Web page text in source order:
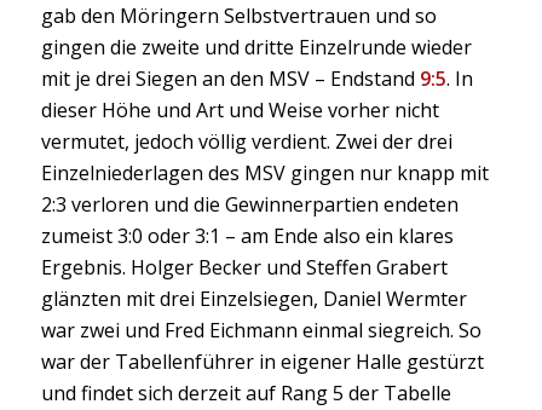
gab den Möringern Selbstvertrauen und so
gingen die zweite und dritte Einzelrunde wieder
mit je drei Siegen an den MSV – Endstand 9:5. In
dieser Höhe und Art und Weise vorher nicht
vermutet, jedoch völlig verdient. Zwei der drei
Einzelniederlagen des MSV gingen nur knapp mit
2:3 verloren und die Gewinnerpartien endeten
zumeist 3:0 oder 3:1 – am Ende also ein klares
Ergebnis. Holger Becker und Steffen Grabert
glänzten mit drei Einzelsiegen, Daniel Wermter
war zwei und Fred Eichmann einmal siegreich. So
war der Tabellenführer in eigener Halle gestürzt
und findet sich derzeit auf Rang 5 der Tabelle